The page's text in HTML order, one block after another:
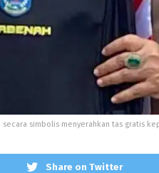
simbolis menyerahkan tas gratis
Share on Twitter